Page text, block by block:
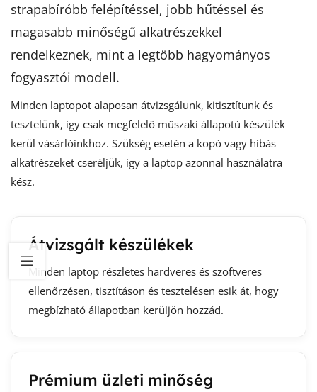
strapabíróbb felépítéssel, jobb hűtéssel és
magasabb minőségű alkatrészekkel
rendelkeznek, mint a legtöbb hagyományos
fogyasztói modell.
Minden laptopot alaposan átvizsgálunk, kitisztítunk és
tesztelünk, így csak megfelelő műszaki állapotú készülék
kerül vásárlóinkhoz. Szükség esetén a kopó vagy hibás
alkatrészeket cseréljük, így a laptop azonnal használatra
kész.
Átvizsgált készülékek
Minden laptop részletes hardveres és szoftveres
ellenőrzésen, tisztításon és tesztelésen esik át, hogy
megbízható állapotban kerüljön hozzád.
Prémium üzleti minőség